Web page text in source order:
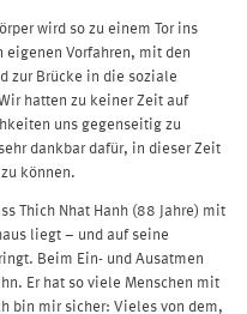
wird so zu einem Tor ins
Vorfahren, mit den
zur Brücke in die soziale
hatten zu keiner Zeit auf
uns gegenseitig zu
dankbar dafür, in dieser Zeit
können.
Thich Nhat Hanh (88 Jahre) mit
liegt – und auf seine
Beim Ein- und Ausatmen
Er hat so viele Menschen mit
bin mir sicher: Vieles von dem,